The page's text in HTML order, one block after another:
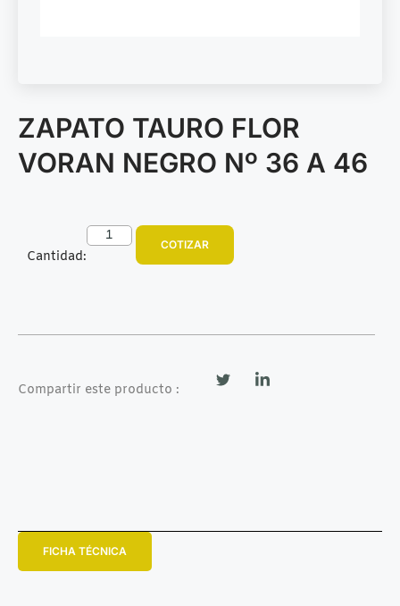
ZAPATO TAURO FLOR
VORAN NEGRO Nº 36 A 46
Cantidad:
COTIZAR
Compartir este producto :
FICHA TÉCNICA